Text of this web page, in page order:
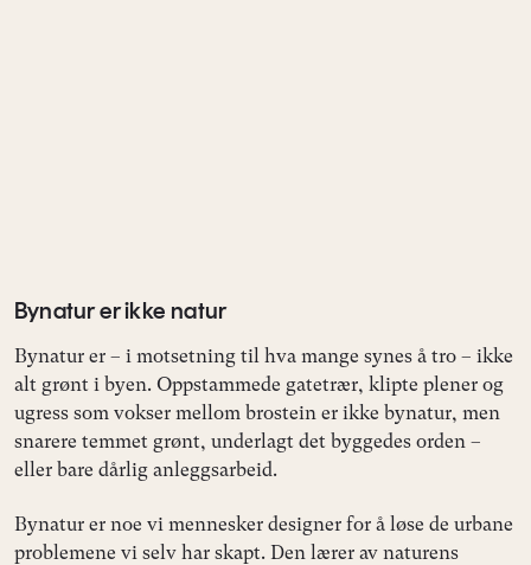
Bynatur er ikke natur
Bynatur er – i motsetning til hva mange synes å tro – ikke
alt grønt i byen. Oppstammede gatetrær, klipte plener og
ugress som vokser mellom brostein er ikke bynatur, men
snarere temmet grønt, underlagt det byggedes orden –
eller bare dårlig anleggsarbeid.
Bynatur er noe vi mennesker designer for å løse de urbane
problemene vi selv har skapt. Den lærer av naturens